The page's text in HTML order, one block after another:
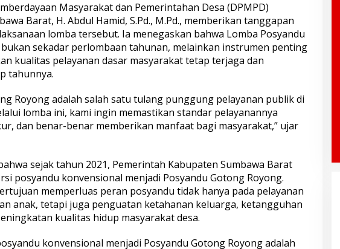
Masyarakat dan Pemerintahan Desa (DPMPD)
Barat, H. Abdul Hamid, S.Pd., M.Pd., memberikan tanggapan
lomba tersebut. Ia menegaskan bahwa Lomba Posyandu
sekadar perlombaan tahunan, melainkan instrumen penting
kualitas pelayanan dasar masyarakat tetap terjaga dan
tahunnya.
Royong adalah salah satu tulang punggung pelayanan publik di
lomba ini, kami ingin memastikan standar pelayanannya
dan benar-benar memberikan manfaat bagi masyarakat,” ujar
sejak tahun 2021, Pemerintah Kabupaten Sumbawa Barat
posyandu konvensional menjadi Posyandu Gotong Royong.
memperluas peran posyandu tidak hanya pada pelayanan
anak, tetapi juga penguatan ketahanan keluarga, ketangguhan
kualitas hidup masyarakat desa.
konvensional menjadi Posyandu Gotong Royong adalah